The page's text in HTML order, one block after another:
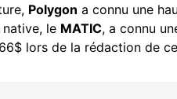
Polygon a connu une
le MATIC, a connu
lors de la rédaction de